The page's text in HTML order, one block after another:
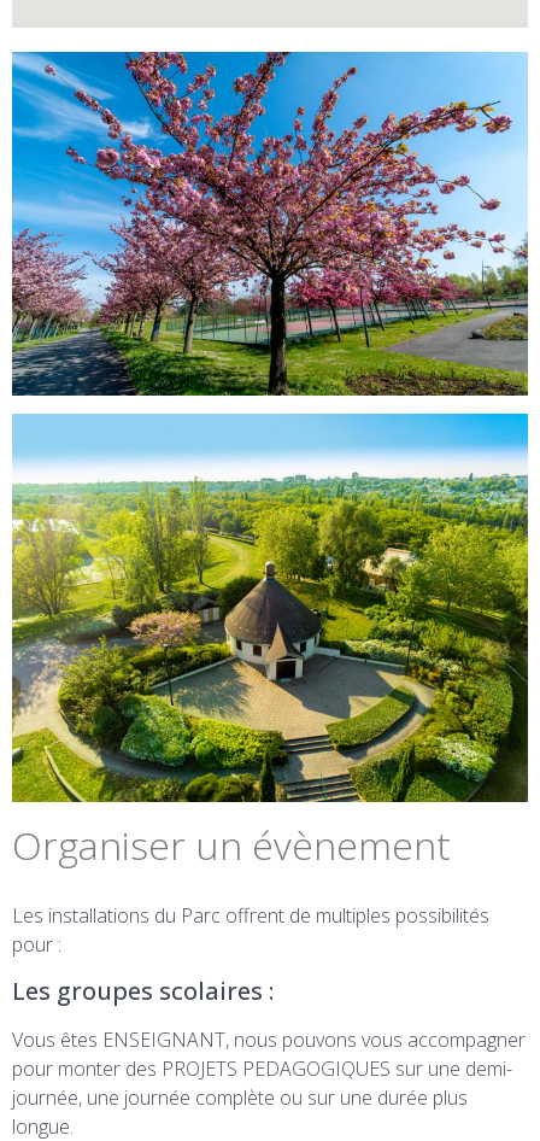
Organiser un évènement
Les installations du Parc offrent de multiples possibilités
pour :
Les groupes scolaires :
Vous êtes ENSEIGNANT, nous pouvons vous accompagner
pour monter des PROJETS PEDAGOGIQUES sur une demi-
journée, une journée complète ou sur une durée plus
longue.